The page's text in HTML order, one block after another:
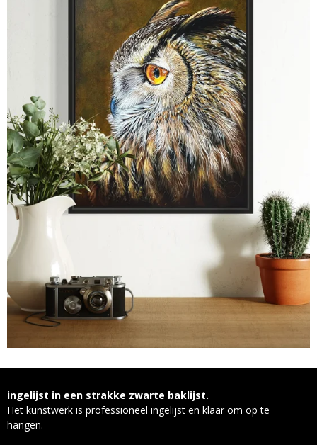
ingelijst in een strakke zwarte baklijst.
Het kunstwerk is professioneel ingelijst en klaar om op te
hangen.